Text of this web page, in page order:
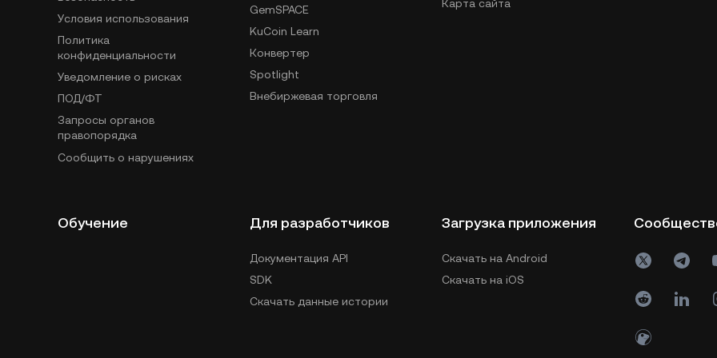
Условия использования
Политика
конфиденциальности
Уведомление о рисках
ПОД/ФТ
Запросы органов
правопорядка
Сообщить о нарушениях
GemSPACE
KuCoin Learn
Конвертер
Spotlight
Внебиржевая торговля
Карта сайта
Обучение Для разработчиков
Документация API
SDK
Скачать данные истории
Загрузка приложения
Скачать на Android
Скачать на iOS